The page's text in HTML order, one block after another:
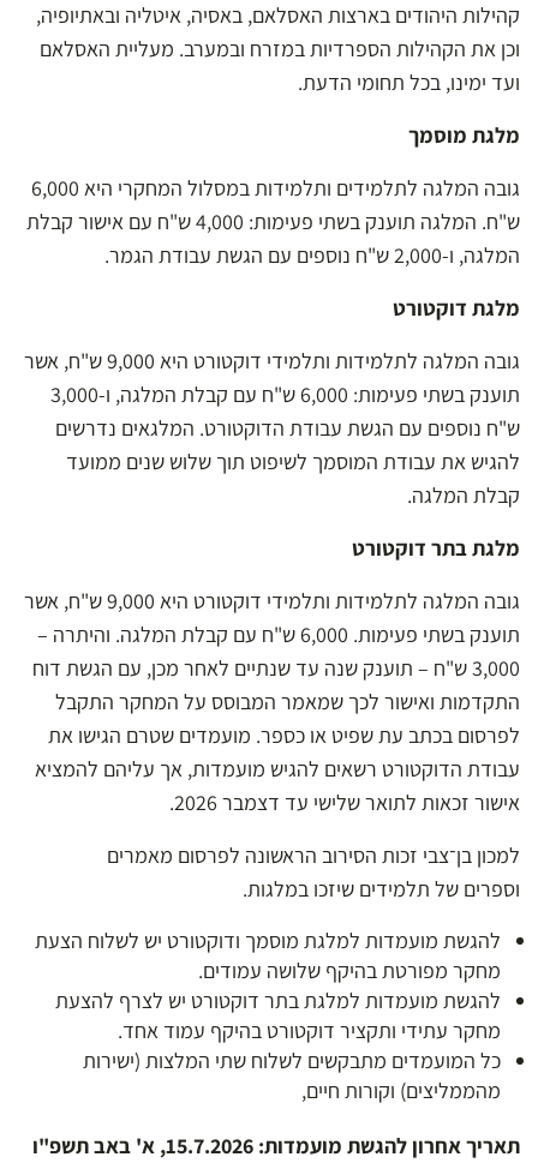
קהילות היהודים בארצות האסלאם, באסיה, איטליה ובאתיופיה,
וכן את הקהילות הספרדיות במזרח ובמערב. מעליית האסלאם
ועד ימינו, בכל תחומי הדעת.
מלגת מוסמך
גובה המלגה לתלמידים ותלמידות במסלול המחקרי היא 6,000
ש"ח. המלגה תוענק בשתי פעימות: 4,000 ש"ח עם אישור קבלת
המלגה, ו-2,000 ש"ח נוספים עם הגשת עבודת הגמר.
מלגת דוקטורט
גובה המלגה לתלמידות ותלמידי דוקטורט היא 9,000 ש"ח, אשר
תוענק בשתי פעימות: 6,000 ש"ח עם קבלת המלגה, ו-3,000
ש"ח נוספים עם הגשת עבודת הדוקטורט. המלגאים נדרשים
להגיש את עבודת המוסמך לשיפוט תוך שלוש שנים ממועד
קבלת המלגה.
מלגת בתר דוקטורט
גובה המלגה לתלמידות ותלמידי דוקטורט היא 9,000 ש"ח, אשר
תוענק בשתי פעימות. 6,000 ש"ח עם קבלת המלגה. והיתרה –
3,000 ש"ח – תוענק שנה עד שנתיים לאחר מכן, עם הגשת דוח
התקדמות ואישור לכך שמאמר המבוסס על המחקר התקבל
לפרסום בכתב עת שפיט או כספר. מועמדים שטרם הגישו את
עבודת הדוקטורט רשאים להגיש מועמדות, אך עליהם להמציא
אישור זכאות לתואר שלישי עד דצמבר 2026.
למכון בן־צבי זכות הסירוב הראשונה לפרסום מאמרים
וספרים של תלמידים שיזכו במלגות.
להגשת מועמדות למלגת מוסמך ודוקטורט יש לשלוח הצעת
מחקר מפורטת בהיקף שלושה עמודים.
להגשת מועמדות למלגת בתר דוקטורט יש לצרף להצעת
מחקר עתידי ותקציר דוקטורט בהיקף עמוד אחד.
כל המועמדים מתבקשים לשלוח שתי המלצות (ישירות
מהממליצים) וקורות חיים,
תאריך אחרון להגשת מועמדות: 15.7.2026, א' באב תשפ"ו